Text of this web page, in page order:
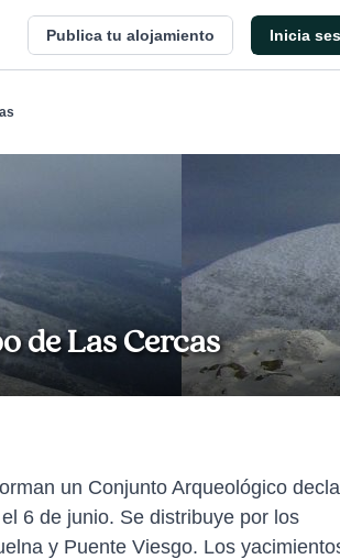
Publica tu alojamiento Inicia
de Las Cercas
un Conjunto Arqueológico
6 de junio. Se distribuye por los
y Puente Viesgo. Los